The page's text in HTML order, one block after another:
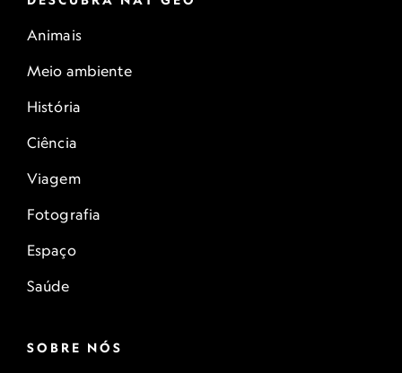
Animais
Meio ambiente
História
Ciência
Viagem
Fotografia
Espaço
Saúde
SOBRE NÓS